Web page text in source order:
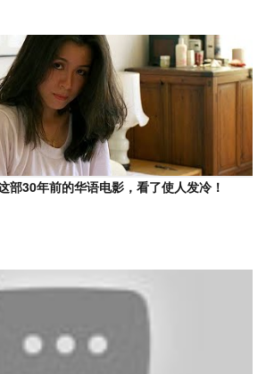
部30年前的华语电影，看了使人发冷！